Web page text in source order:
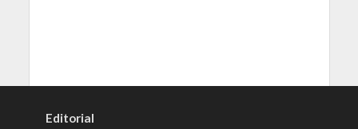
Editorial